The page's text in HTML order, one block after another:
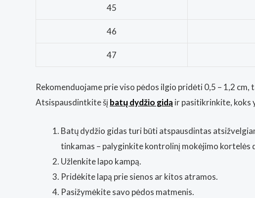
45
46
47
Rekomenduojame prie viso pėdos ilgio pridėti 0,5 – 1,2 cm,
Atsispausdintkite šį batų dydžio gidą ir pasitikrinkite, koks
Batų dydžio gidas turi būti atspausdintas
tinkamas – palyginkite kontrolinį mokėjimo kortelės
Užlenkite lapo kampą.
Pridėkite lapą prie sienos ar kitos atramos.
Pasižymėkite savo pėdos matmenis.